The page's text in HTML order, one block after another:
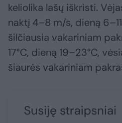
keliolika lašų iškristi.
naktį 4–8 m/s, dieną
šilčiausia vakariniam
17°C, dieną 19–23°C,
šiaurės vakariniam
Susiję straipsniai